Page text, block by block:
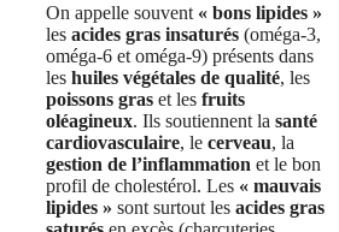
On appelle souvent « bons lipides »
les acides gras insaturés (oméga‑3,
oméga‑6 et oméga‑9) présents dans
les huiles végétales de qualité, les
poissons gras et les fruits
oléagineux. Ils soutiennent la santé
cardiovasculaire, le cerveau, la
gestion de l’inflammation et le bon
profil de cholestérol. Les « mauvais
lipides » sont surtout les acides gras